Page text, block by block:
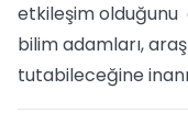
etkileşim olduğunu
bilim adamları,
tutabileceğine